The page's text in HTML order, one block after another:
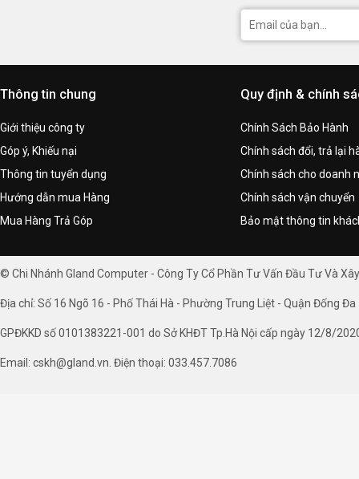
Thông tin chung
Giới thiệu công ty
Góp ý, Khiếu nại
Thông tin tuyển dụng
Hướng dẫn mua Hàng
Mua Hàng Trả Góp
Quy định & chính
Chính Sách Bảo Hành
Chính sách đổi, trả lại
Chính sách cho doanh
Chính sách vận chuyển
Bảo mật thông tin
© Chi Nhánh Gland Computer - Công Ty Cổ Phần Tư Vấn Đầu Tư Và
Địa chỉ: Số 16 Ngõ 16 - Phố Thái Hà - Phường Trung Liệt - Quận Đống Đa
GPĐKKD số 0101383221-001 do Sở KHĐT Tp.Hà Nội cấp ngày 12/8/
Email: cskh@gland.vn. Điện thoại: 033.457.7086